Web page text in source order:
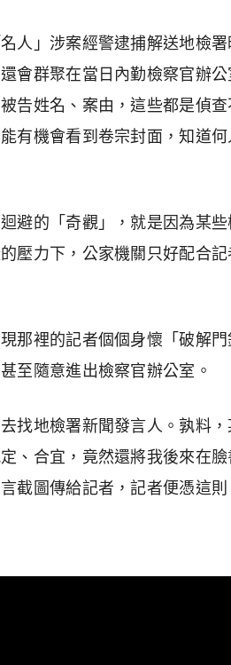
人」涉案經警逮捕解送地檢
會群聚在當日內勤檢察官辦公
告姓名、案由，這些都是偵查
有機會看到卷宗封面，知道
避的「奇觀」，就是因為某
壓力下，公家機關只好配合
那裡的記者個個身懷「破解
至隨意進出檢察官辦公室。
找地檢署新聞發言人。孰料
、合宜，竟然還將我後來在
截圖傳給記者，記者便憑這